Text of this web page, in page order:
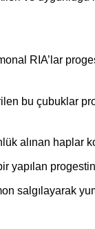
RIA’lar
bu çubuklar
alınan haplar
yapılan
salgılayarak